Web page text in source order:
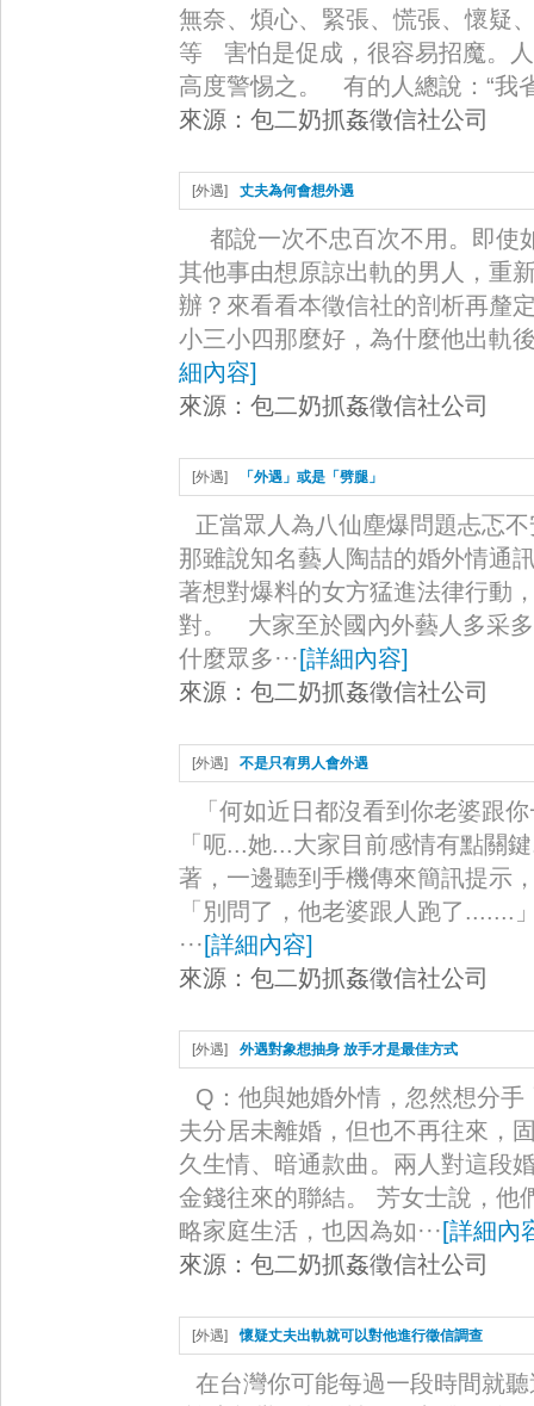
無奈、煩心、緊張、慌張、懷疑
等 害怕是促成，很容易招魔。
高度警惕之。 有的人總說：“我省
來源： 包二奶抓姦徵信社公司
[外遇] 丈夫為何會想外遇
都說一次不忠百次不用。即使
其他事由想原諒出軌的男人，重
辦？來看看本徵信社的剖析再釐
小三小四那麼好，為什麼他出軌
細內容]
來源： 包二奶抓姦徵信社公司
[外遇] 「外遇」或是「劈腿」
正當眾人為八仙塵爆問題忐忑
那雖說知名藝人陶喆的婚外情通
著想對爆料的女方猛進法律行動
對。 大家至於國內外藝人多采
什麼眾多··· [詳細內容]
來源： 包二奶抓姦徵信社公司
[外遇] 不是只有男人會外遇
「何如近日都沒看到你老婆跟
「呃...她...大家目前感情有點關
著，一邊聽到手機傳來簡訊提示
「別問了，他老婆跟人跑了.......
··· [詳細內容]
來源： 包二奶抓姦徵信社公司
[外遇] 外遇對象想抽身 放手才是最佳方式
Q：他與她婚外情，忽然想分
夫分居未離婚，但也不再往來，
久生情、暗通款曲。兩人對這段
金錢往來的聯結。 芳女士說，他
略家庭生活，也因為如··· [詳細內
來源： 包二奶抓姦徵信社公司
[外遇] 懷疑丈夫出軌就可以對他進行徵信調查
在台灣你可能每過一段時間就